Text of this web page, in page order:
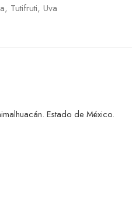
Tutifruti, Uva
Estado de México.